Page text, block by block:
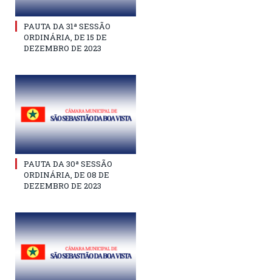
PAUTA DA 31ª SESSÃO
ORDINÁRIA, DE 15 DE
DEZEMBRO DE 2023
PAUTA DA 30ª SESSÃO
ORDINÁRIA, DE 08 DE
DEZEMBRO DE 2023